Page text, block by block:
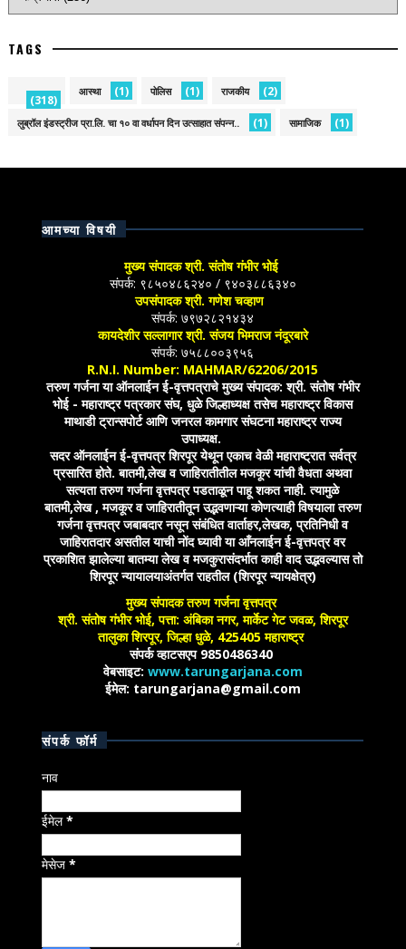
TAGS
(318)
आस्था (1) पोलिस (1) राजकीय (2)
लुब्रॉल इंडस्ट्रीज प्रा.लि. चा १० वा वर्धापन दिन उत्साहात संपन्न.. (1) सामाजिक (1)
आमच्या विषयी
मुख्य संपादक श्री. संतोष गंभीर भोई
संपर्क: ९८५०४८६२४० / ९४०३८८६३४०
उपसंपादक श्री. गणेश चव्हाण
संपर्क: ७९७२८२१४३४
कायदेशीर सल्लागार श्री. संजय भिमराज नंदूरबारे
संपर्क: ७५८८००३९५६
R.N.I. Number: MAHMAR/62206/2015
तरुण गर्जना या ऑनलाईन ई-वृत्तपत्राचे मुख्य संपादक: श्री. संतोष गंभीर
भोई - महाराष्ट्र पत्रकार संघ, धुळे जिल्हाध्यक्ष तसेच महाराष्ट्र विकास
माथाडी ट्रान्सपोर्ट आणि जनरल कामगार संघटना महाराष्ट्र राज्य
उपाध्यक्ष.
सदर ऑनलाईन ई-वृत्तपत्र शिरपूर येथून एकाच वेळी महाराष्ट्रात सर्वत्र
प्रसारित होते. बातमी,लेख व जाहिरातीतील मजकूर यांची वैधता अथवा
सत्यता तरुण गर्जना वृत्तपत्र पडताळून पाहू शकत नाही. त्यामुळे
बातमी,लेख , मजकूर व जाहिरातीतून उद्भवणाऱ्या कोणत्याही विषयाला तरुण
गर्जना वृत्तपत्र जबाबदार नसून संबंधित वार्ताहर,लेखक, प्रतिनिधी व
जाहिरातदार असतील याची नोंद घ्यावी या आँनलाईन ई-वृत्तपत्र वर
प्रकाशित झालेल्या बातम्या लेख व मजकुरासंदर्भात काही वाद उद्भवल्यास तो
शिरपूर न्यायालयाअंतर्गत राहतील (शिरपूर न्यायक्षेत्र)
मुख्य संपादक तरुण गर्जना वृत्तपत्र
श्री. संतोष गंभीर भोई, पत्ता: अंबिका नगर, मार्केट गेट जवळ, शिरपूर
तालुका शिरपूर, जिल्हा धुळे, 425405 महाराष्ट्र
संपर्क व्हाटसएप 9850486340
वेबसाइट: www.tarungarjana.com
ईमेल: tarungarjana@gmail.com
संपर्क फॉर्म
नाव
ईमेल*
मेसेज*